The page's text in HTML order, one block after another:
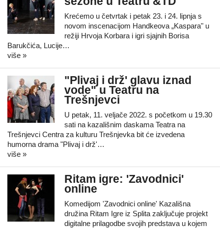
Krećemo u četvrtak i petak 23. i 24. lipnja s
novom inscenacijom Handkeova „Kaspara" u
režiji Hrvoja Korbara i igri sjajnih Borisa
Barukčića, Lucije…
više »
"Plivaj i drž' glavu iznad
vode" u Teatru na
Trešnjevci
U petak, 11. veljače 2022. s početkom u 19.30
sati na kazališnim daskama Teatra na
Trešnjevci Centra za kulturu Trešnjevka bit će izvedena
humorna drama "Plivaj i drž'…
više »
Ritam igre: 'Zavodnici'
online
Komedijom 'Zavodnici online' Kazališna
družina Ritam Igre iz Splita zaključuje projekt
digitalne prilagodbe svojih predstava u kojem